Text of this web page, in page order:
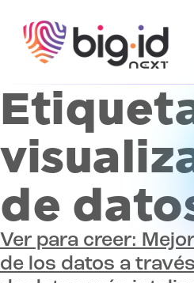
de
Ver para creer:
de los datos a